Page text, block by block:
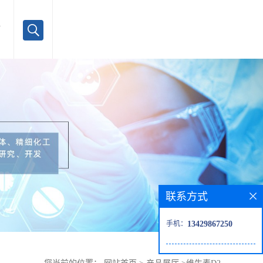
联系方式
手机： 13429867250